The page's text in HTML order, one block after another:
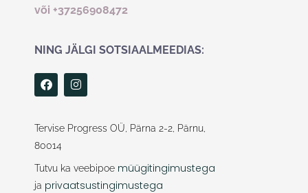
või +37256908472
NING JÄLGI SOTSIAALMEEDIAS:
F
a
c
b
o
o
I
n
s
a
g
m
Tervise Progress OÜ, Pärna 2-2, Pärnu,
80014
Tutvu ka veebipoe müügitingimustega
ja privaatsustingimustega